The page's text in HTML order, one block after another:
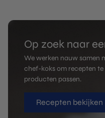
Op zoek naar
We werken nauw samen
chef-koks om recepten te
producten passen.
Recepten bekijken